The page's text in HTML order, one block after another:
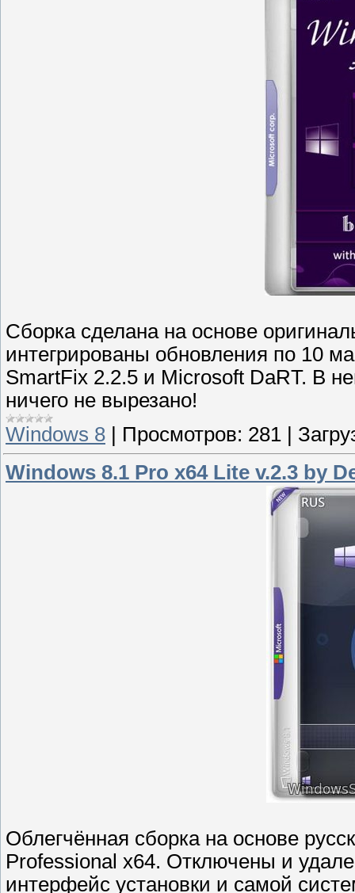
Сборка сделана на основе
интегрированы обновления по 10
SmartFix 2.2.5 и Microsoft DaRT. В
ничего не вырезано!
Windows 8
Просмотров: 281
Windows 8.1 Pro x64 Lite v.2.3 by
Облегчённая сборка на основе
Professional x64. Отключены и
интерфейс установки и самой